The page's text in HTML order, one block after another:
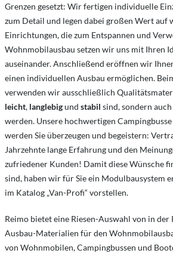
Grenzen gesetzt: Wir fertigen individuelle
zum Detail und legen dabei großen Wert auf
Einrichtungen, die zum Entspannen und
Wohnmobilausbau setzen wir uns mit Ihren
auseinander. Anschließend eröffnen wir
einen individuellen Ausbau ermöglichen.
verwenden wir ausschließlich
leicht, langlebigund stabil sind, sondern
werden. Unsere hochwertigen
werden Sie überzeugen und begeistern:
Jahrzehnte lange Erfahrung und den
zufriedener Kunden! Damit diese Wünsche
sind, haben wir für Sie ein Modulbausystem
im Katalog „Van-Profi“ vorstellen.
Reimo bietet eine Riesen-Auswahl von in der
Ausbau-Materialien für den
von Wohnmobilen, Campingbussen und